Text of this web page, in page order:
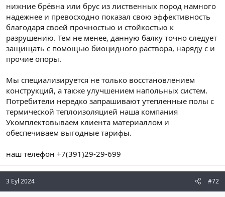
нижние брёвна или брус из лиственных пород намного
надежнее и превосходно показал свою эффективность
благодаря своей прочностью и стойкостью к
разрушению. Тем не менее, данную балку точно следует
защищать с помощью биоцидного раствора, наряду с и
прочие опоры.
Мы специализируется не только восстановлением
конструкций, а также улучшением напольных систем.
Потребители нередко запрашивают утепленные полы с
термической теплоизоляцией наша компания
Укомплектовываем клиента материаллом и
обеспечиваем выгодные тарифы.
наш телефон +7(391)29-29-699
3 Eyl 2024 #72